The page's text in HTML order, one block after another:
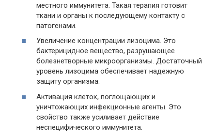
местного иммунитета. Такая терапия готовит
ткани и органы к последующему контакту с
патогенами.
Увеличение концентрации лизоцима. Это
бактерицидное вещество, разрушающее
болезнетворные микроорганизмы. Достаточный
уровень лизоцима обеспечивает надежную
защиту организма.
Активация клеток, поглощающих и
уничтожающих инфекционные агенты. Это
свойство также усиливает действие
неспецифического иммунитета.